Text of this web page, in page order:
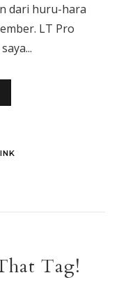
dari huru-hara
LT Pro
Tag!